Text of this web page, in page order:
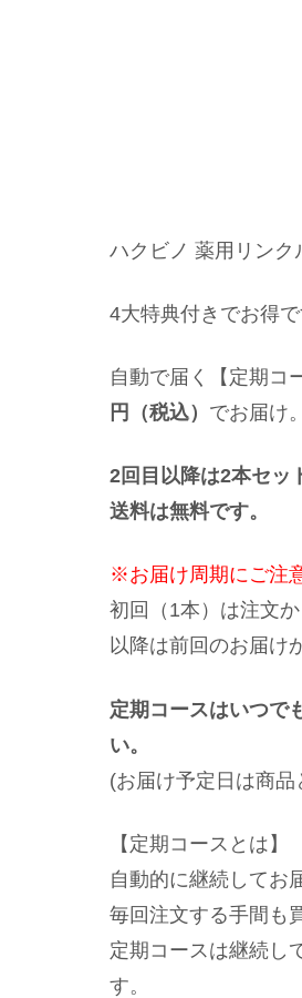
ハクビノ 薬用リンク
4大特典付きでお得で
自動で届く【定期コ
円（税込） でお届け。
2回目以降は2本セッ
送料は無料です。
※お届け周期にご注
初回（1本）は注文
以降は前回のお届け
定期コースはいつで
い。
(お届け予定日は商品
【定期コースとは】
自動的に継続してお
毎回注文する手間も
定期コースは継続し
す。